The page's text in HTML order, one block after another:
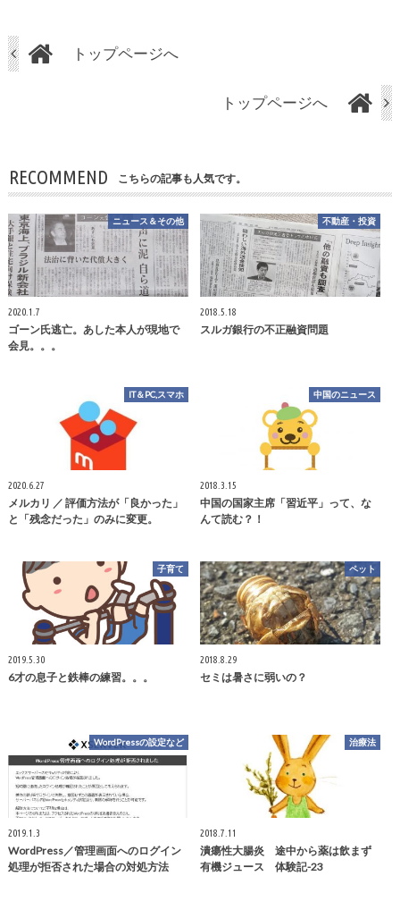
トップページへ
トップページへ
RECOMMEND こちらの記事も人気です。
ニュース＆その他
2020.1.7
ゴーン氏逃亡。あした本人が現地で
会見。。。
不動産・投資
2018.5.18
スルガ銀行の不正融資問題
IT＆PC,スマホ
2020.6.27
メルカリ ／ 評価方法が「良かった」
と「残念だった」のみに変更。
中国のニュース
2018.3.15
中国の国家主席「習近平」って、な
んて読む？！
子育て
2019.5.30
6才の息子と鉄棒の練習。。。
ペット
2018.8.29
セミは暑さに弱いの？
WordPressの設定など
2019.1.3
WordPress／管理画面へのログイン
処理が拒否された場合の対処方法
治療法
2018.7.11
潰瘍性大腸炎 途中から薬は飲まず
有機ジュース 体験記-23